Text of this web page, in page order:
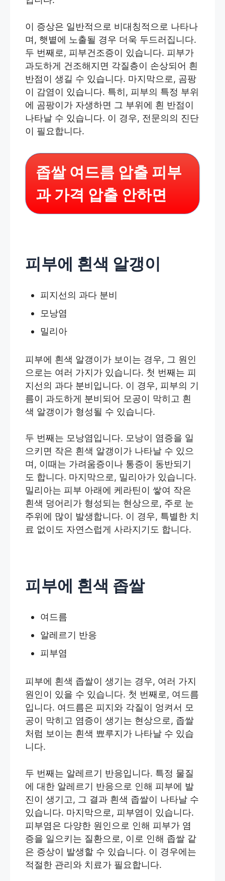
이 증상은 일반적으로 비대칭적으로 나타나
며, 햇볕에 노출될 경우 더욱 두드러집니다.
두 번째로, 피부건조증이 있습니다. 피부가
과도하게 건조해지면 각질층이 손상되어 흰
반점이 생길 수 있습니다. 마지막으로, 곰팡
이 감염이 있습니다. 특히, 피부의 특정 부위
에 곰팡이가 자생하면 그 부위에 흰 반점이
나타날 수 있습니다. 이 경우, 전문의의 진단
이 필요합니다.
좁쌀 여드름 압출 피부
과 가격 압출 안하면
피부에 흰색 알갱이
피지선의 과다 분비
모낭염
밀리아
피부에 흰색 알갱이가 보이는 경우, 그 원인
으로는 여러 가지가 있습니다. 첫 번째는 피
지선의 과다 분비입니다. 이 경우, 피부의 기
름이 과도하게 분비되어 모공이 막히고 흰
색 알갱이가 형성될 수 있습니다.
두 번째는 모낭염입니다. 모낭이 염증을 일
으키면 작은 흰색 알갱이가 나타날 수 있으
며, 이때는 가려움증이나 통증이 동반되기
도 합니다. 마지막으로, 밀리아가 있습니다.
밀리아는 피부 아래에 케라틴이 쌓여 작은
흰색 덩어리가 형성되는 현상으로, 주로 눈
주위에 많이 발생합니다. 이 경우, 특별한 치
료 없이도 자연스럽게 사라지기도 합니다.
피부에 흰색 좁쌀
여드름
알레르기 반응
피부염
피부에 흰색 좁쌀이 생기는 경우, 여러 가지
원인이 있을 수 있습니다. 첫 번째로, 여드름
입니다. 여드름은 피지와 각질이 엉켜서 모
공이 막히고 염증이 생기는 현상으로, 좁쌀
처럼 보이는 흰색 뾰루지가 나타날 수 있습
니다.
두 번째는 알레르기 반응입니다. 특정 물질
에 대한 알레르기 반응으로 인해 피부에 발
진이 생기고, 그 결과 흰색 좁쌀이 나타날 수
있습니다. 마지막으로, 피부염이 있습니다.
피부염은 다양한 원인으로 인해 피부가 염
증을 일으키는 질환으로, 이로 인해 좁쌀 같
은 증상이 발생할 수 있습니다. 이 경우에는
적절한 관리와 치료가 필요합니다.